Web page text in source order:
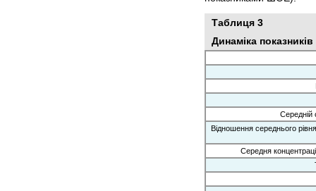
Таблиця 3
Динаміка показників
Середній
Відношення середнього
Середня